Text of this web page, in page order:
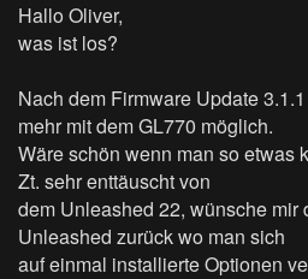
Hallo Oliver,
was ist los?
Nach dem Firmware Update
mehr mit dem GL770 möglich.
Wäre schön wenn man so etwas
Zt. sehr enttäuscht von
dem Unleashed 22, wünsche mir
Unleashed zurück wo man sich
auf einmal installierte Optionen